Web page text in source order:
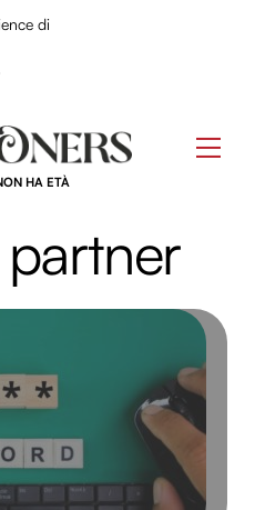
di
HA ETÀ